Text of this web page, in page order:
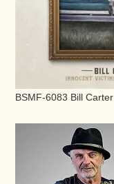
BSMF-6083 Bill